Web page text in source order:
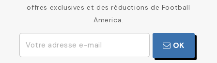
offres exclusives et des réductions de Football
America.
OK